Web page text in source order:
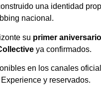
una identidad
nacional.
su primer
ya confirmados.
en los canales
y reservados.